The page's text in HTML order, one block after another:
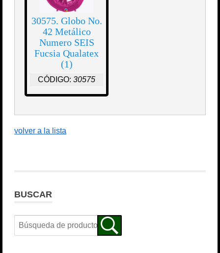
30575. Globo No.
42 Metálico
Numero SEIS
Fucsia Qualatex
(1)
CÓDIGO: 30575
volver a la lista
BUSCAR